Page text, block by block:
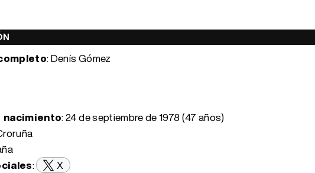
: Denís Gómez
nacimiento:24 de septiembre de 1978 (47 años)
: X